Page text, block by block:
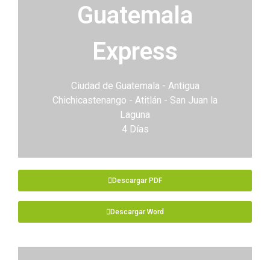
Guatemala
Express
Ciudad de Guatemala - Antigua
Chichicastenango - Atitlán - San Juan la
Laguna
4 Días
Descargar PDF
Descargar Word